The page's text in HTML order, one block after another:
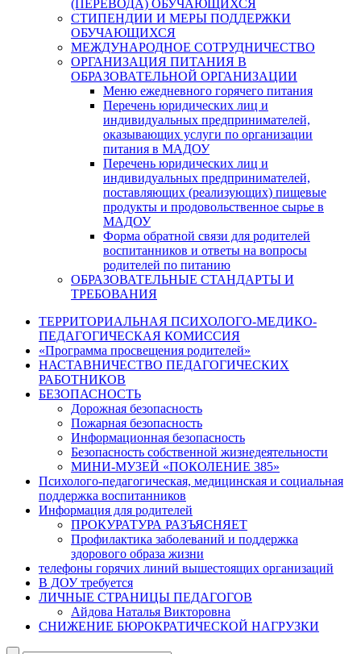
(ПЕРЕВОДА) ОБУЧАЮЩИХСЯ
СТИПЕНДИИ И МЕРЫ ПОДДЕРЖКИ
ОБУЧАЮЩИХСЯ
МЕЖДУНАРОДНОЕ СОТРУДНИЧЕСТВО
ОРГАНИЗАЦИЯ ПИТАНИЯ В
ОБРАЗОВАТЕЛЬНОЙ ОРГАНИЗАЦИИ
Меню ежедневного горячего питания
Перечень юридических лиц и
индивидуальных предпринимателей,
оказывающих услуги по организации
питания в МАДОУ
Перечень юридических лиц и
индивидуальных предпринимателей,
поставляющих (реализующих) пищевые
продукты и продовольственное сырье в
МАДОУ
Форма обратной связи для родителей
воспитанников и ответы на вопросы
родителей по питанию
ОБРАЗОВАТЕЛЬНЫЕ СТАНДАРТЫ И
ТРЕБОВАНИЯ
ТЕРРИТОРИАЛЬНАЯ ПСИХОЛОГО-МЕДИКО-
ПЕДАГОГИЧЕСКАЯ КОМИССИЯ
«Программа просвещения родителей»
НАСТАВНИЧЕСТВО ПЕДАГОГИЧЕСКИХ
РАБОТНИКОВ
БЕЗОПАСНОСТЬ
Дорожная безопасность
Пожарная безопасность
Информационная безопасность
Безопасность собственной жизнедеятельности
МИНИ-МУЗЕЙ «ПОКОЛЕНИЕ 385»
Психолого-педагогическая, медицинская и социальная
поддержка воспитанников
Информация для родителей
ПРОКУРАТУРА РАЗЪЯСНЯЕТ
Профилактика заболеваний и поддержка
здорового образа жизни
телефоны горячих линий вышестоящих организаций
В ДОУ требуется
ЛИЧНЫЕ СТРАНИЦЫ ПЕДАГОГОВ
Айдова Наталья Викторовна
СНИЖЕНИЕ БЮРОКРАТИЧЕСКОЙ НАГРУЗКИ